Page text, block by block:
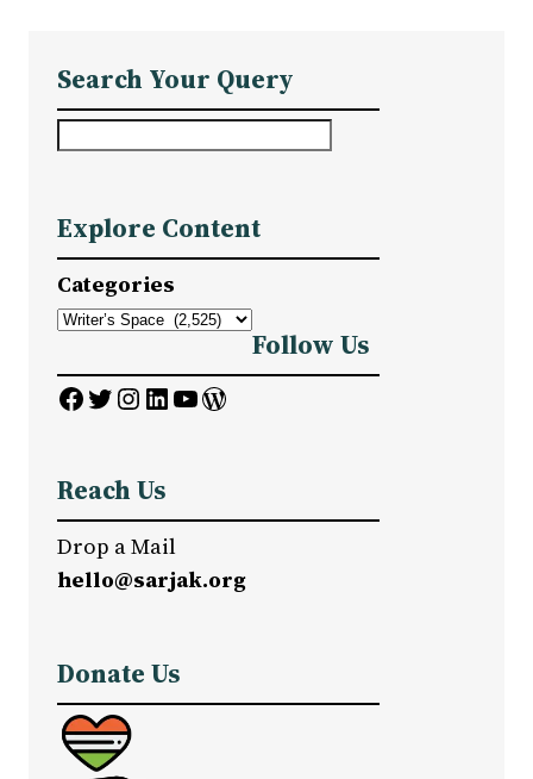
Search Your Query
r
c
h
Explore Content
Categories
Follow Us
Facebook Twitter InstagramLinkedIn YouTube WordPress
Reach Us
Drop a Mail
hello@sarjak.org
Donate Us